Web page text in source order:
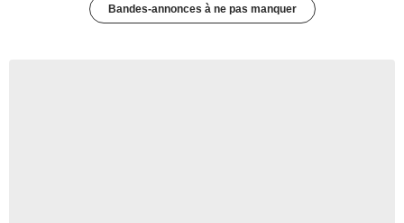
Bandes-annonces à ne pas manquer